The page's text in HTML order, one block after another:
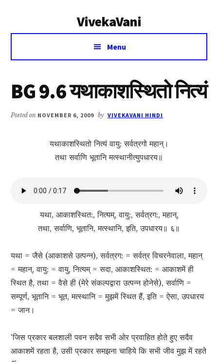
VivekaVani
Voice
Vivekananda
Menu
BG 9.6 यथाकाशस्थितो नित्यं
Posted on NOVEMBER 6, 2009 by VIVEKAVANI HINDI
यथाकाशस्थितो नित्यं वायु: सर्वत्रगो महान्।
तथा सर्वाणि भूतानि मत्स्थानीत्युपधारय॥
यथा, आकाशस्थित:, नित्यम्, वायु:, सर्वत्रग:, महान्,
तथा, सर्वाणि, भूतानि, मत्स्थानि, इति, उपधारय॥ ६॥
यथा = जैसे (आकाशसे उत्पन्न), सर्वत्रग: = सर्वत्र विचरनेवाला, महान्
= महान्, वायु: = वायु, नित्यम् = सदा, आकाशस्थित: = आकाशमें ही
स्थित है, तथा = वैसे ही (मेरे संकल्पद्वारा उत्पन्न होनेसे), सर्वाणि =
सम्पूर्ण, भूतानि = भूत, मत्स्थानि = मुझमें स्थित हैं, इति = ऐसा, उपधारय
= जान।
‘जिस प्रकार बलशाली पवन सदैव सभी ओर प्रवाहित होते हुए सदैव
आकाशमें रहता है, उसी प्रकार समझना चाहिये कि सभी जीव मुझ में रहते